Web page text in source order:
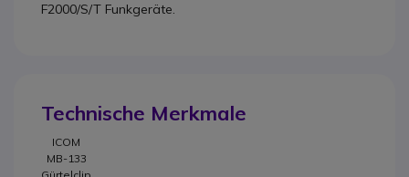
F2000/S/T Funkgeräte.
Technische Merkmale
ICOM
MB-133